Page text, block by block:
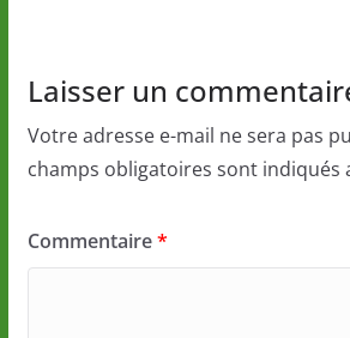
Laisser un
Votre adresse e-mail ne sera pas
champs obligatoires sont indiqués
Commentaire*